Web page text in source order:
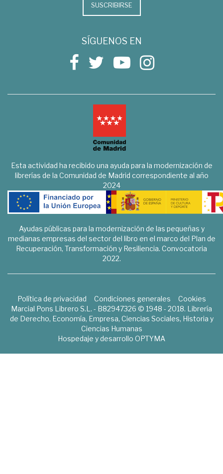
SUSCRIBIRSE
SÍGUENOS EN
Esta actividad ha recibido una ayuda para la modernización de
librerías de la Comunidad de Madrid correspondiente al año
2024
Ayudas públicas para la modernización de las pequeñas y
medianas empresas del sector del libro en el marco del Plan de
Recuperación, Transformación y Resiliencia. Convocatoria
2022.
Política de privacidad Condiciones generales
Cookies
Marcial Pons Librero S.L. - B82947326 © 1948 - 2018. Librería
de Derecho, Economía, Empresa, Ciencias Sociales, Historia y
Ciencias Humanas
Hospedaje y desarrollo OPTYMA